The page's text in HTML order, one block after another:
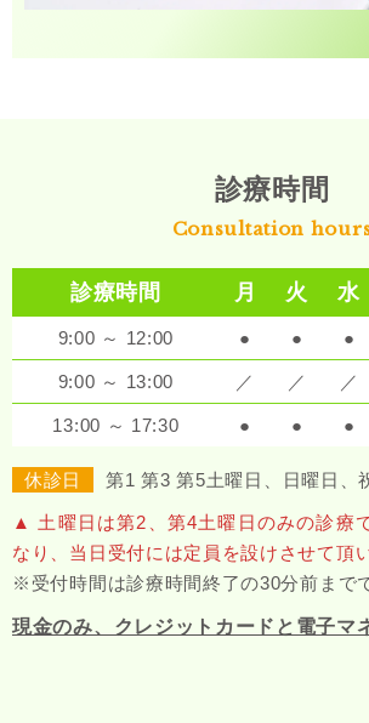
診療時間
Consultation
診療時間 月 火 水
9:00 ～ 12:00 ● ● ●
9:00 ～ 13:00 ／ ／ ／
13:00 ～ 17:30 ● ● ●
休診日 第1 第3 第5土曜日、日曜日、
▲ 土曜日は第2、第4土曜日のみの診療
なり、当日受付には定員を設けさせて頂
※受付時間は診療時間終了の30分前まで
現金のみ、クレジットカードと電子マ